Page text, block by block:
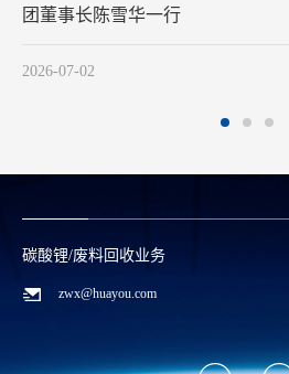
同比增长47.07%
2026-04-15
钴/镍金属业务
0573-88589996